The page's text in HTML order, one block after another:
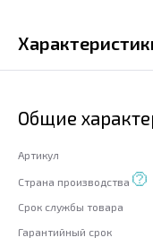
Общие
Артикул
Страна производства
Срок службы товара
Гарантийный срок